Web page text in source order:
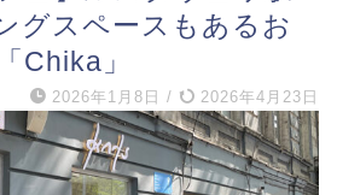
グスペースもあるお
Chika」
2026年1月8日 / 2026年4月23日